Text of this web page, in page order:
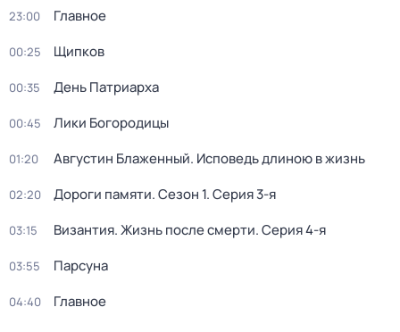
23:00 Главное
00:25 Щипков
00:35 День Патриарха
00:45 Лики Богородицы
01:20 Августин Блаженный. Исповедь длиною в жизнь
02:20 Дороги памяти. Сезон 1. Серия 3-я
03:15 Византия. Жизнь после смерти. Серия 4-я
03:55 Парcyна
04:40 Главное